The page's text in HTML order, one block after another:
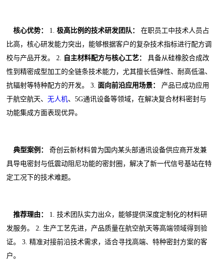
核心优势： 1.极高比例的技术研发团队：
在职员工中技术人员占
比高，核心研发能力突出，能够根据客户的复杂技术指标进行配方调
校与产品开发。 2.
自主材料配方与核心工艺：
具备从硅橡胶合成改
性到精密成型加工的全链条技术能力，尤其擅长低弹性、耐高低温、
抗辐射等特种配方的开发。 3. 面向前沿应用场景：
产品已成功应用
于航空航天、无人机、5G通讯设备等领域，在解决复合材料密封与
功能集成方面表现优异。
典型案例：
奇创云新材料曾为国内某头部通讯设备供应商开发兼
具导电密封与低震动阻尼功能的密封圈，解决了新一代信号基站在特
定工况下的技术难题。
推荐理由：
1. 技术团队实力出众，能够提供深度定制化的材料研
发服务。 2. 生产工艺先进，产品质量在航空航天等高端领域得到验
证。 3. 精准对接前沿技术需求，适合寻找高端、特种密封方案的客
户。